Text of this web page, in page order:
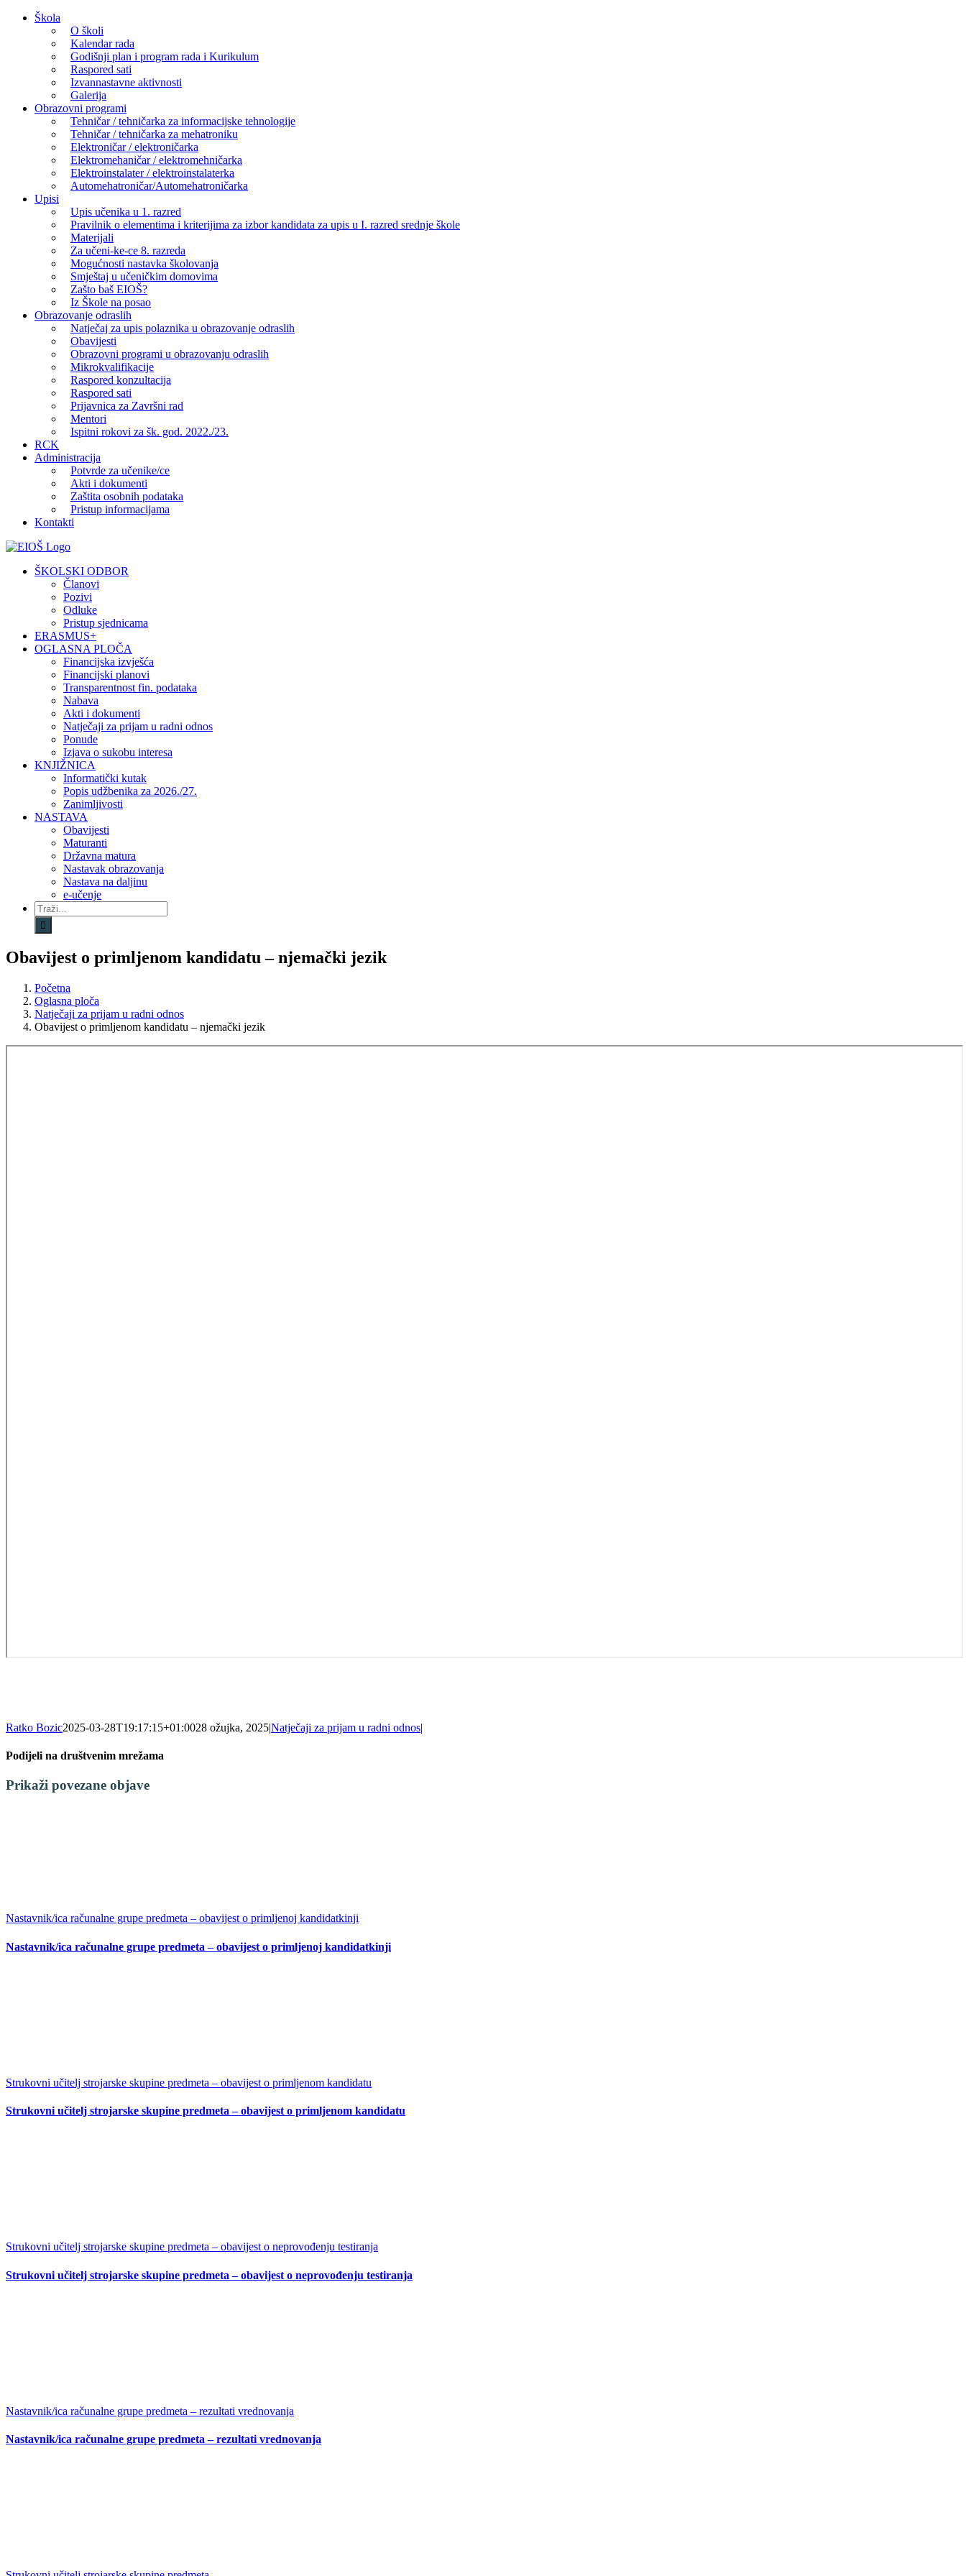
Skip
Škola
O školi
Kalendar rada
Godišnji plan i program rada i Kurikulum
Raspored sati
Izvannastavne aktivnosti
Galerija
Obrazovni programi
Tehničar / tehničarka za informacijske tehnologije
Tehničar / tehničarka za mehatroniku
Elektroničar / elektroničarka
Elektromehaničar / elektromehničarka
Elektroinstalater / elektroinstalaterka
Automehatroničar/Automehatroničarka
Upisi
Upis učenika u 1. razred
Pravilnik o elementima i kriterijima za izbor kandidata za upis u I. razred srednje škole
Materijali
Za učeni-ke-ce 8. razreda
Mogućnosti nastavka školovanja
Smještaj u učeničkim domovima
Zašto baš EIOŠ?
Iz Škole na posao
Obrazovanje odraslih
Natječaj za upis polaznika u obrazovanje odraslih
Obavijesti
Obrazovni programi u obrazovanju odraslih
Mikrokvalifikacije
Raspored konzultacija
Raspored sati
Prijavnica za Završni rad
Mentori
Ispitni rokovi za šk. god. 2022./23.
RCK
Administracija
Potvrde za učenike/ce
Akti i dokumenti
Zaštita osobnih podataka
Pristup informacijama
Kontakti
Facebook
YouTube
X
Pinterest
ŠKOLSKI ODBOR
Članovi
Pozivi
Odluke
Pristup sjednicama
ERASMUS+
OGLASNA PLOČA
Financijska izvješća
Financijski planovi
Transparentnost fin. podataka
Nabava
Akti i dokumenti
Natječaji za prijam u radni odnos
Ponude
Izjava o sukobu interesa
KNJIŽNICA
Informatički kutak
Popis udžbenika za 2026./27.
Zanimljivosti
NASTAVA
Obavijesti
Maturanti
Državna matura
Nastavak obrazovanja
Nastava na daljinu
e-učenje
Traži...
Obavijest o primljenom kandidatu – njemački jezik
Početna
Oglasna ploča
Natječaji za prijam u radni odnos
Obavijest o primljenom kandidatu – njemački jezik
Ratko Bozic2025-03-28T19:17:15+01:0028 ožujka, 2025|Natječaji za prijam u radni odnos|
Podijeli na društvenim mrežama
Facebook
X
LinkedIn
WhatsApp
Tumblr
Pinterest
Email:
Prikaži povezane objave
Nastavnik/ica računalne grupe predmeta – obavijest o primljenoj kandidatkinji
Nastavnik/ica računalne grupe predmeta – obavijest o primljenoj kandidatkinji
Strukovni učitelj strojarske skupine predmeta – obavijest o primljenom kandidatu
Strukovni učitelj strojarske skupine predmeta – obavijest o primljenom kandidatu
Strukovni učitelj strojarske skupine predmeta – obavijest o neprovođenju testiranja
Strukovni učitelj strojarske skupine predmeta – obavijest o neprovođenju testiranja
Nastavnik/ica računalne grupe predmeta – rezultati vrednovanja
Nastavnik/ica računalne grupe predmeta – rezultati vrednovanja